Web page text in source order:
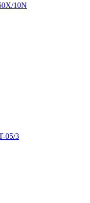
10N
05/3